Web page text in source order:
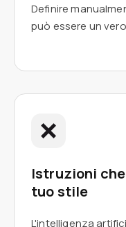
Definire
può essere un
Istruzioni
tuo stile
L'intelligenza